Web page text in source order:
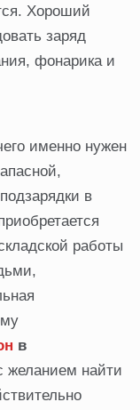
Хороший
заряд
фонарика и
именно нужен
в
работы
в
желанием найти